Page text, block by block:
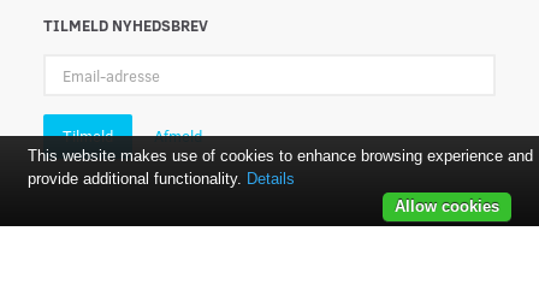
TILMELD NYHEDSBREV
adresse
Tilmeld Afmeld
This website makes use of cookies to enhance browsing experience and
provide additional functionality. Details
Allow cookies